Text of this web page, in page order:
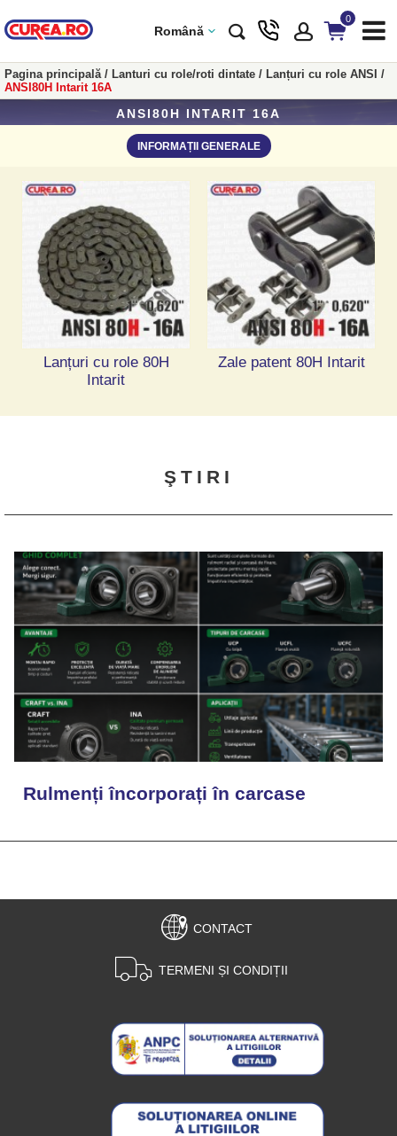
Română
0
Pagina principală/ Lanturi cu role/roti dintate / Lanțuri cu role ANSI /
ANSI80H Intarit 16A
ANSI80H INTARIT 16A
INFORMAȚII GENERALE
Lanțuri cu role 80H
Intarit
Zale patent 80H Intarit
ŞTIRI
Rulmenți încorporați în carcase
CONTACT
TERMENI ȘI CONDIȚII